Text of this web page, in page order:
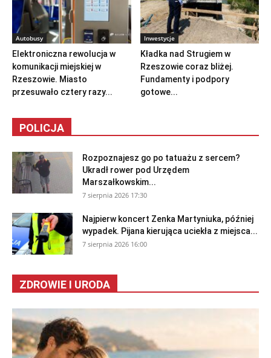
Autobusy
Elektroniczna rewolucja w
komunikacji miejskiej w
Rzeszowie. Miasto
przesuwało cztery razy...
Inwestycje
Kładka nad Strugiem w
Rzeszowie coraz bliżej.
Fundamenty i podpory
gotowe...
POLICJA
Rozpoznajesz go po tatuażu z sercem?
Ukradł rower pod Urzędem
Marszałkowskim...
7 sierpnia 2026 17:30
Najpierw koncert Zenka Martyniuka, później
wypadek. Pijana kierująca uciekła z miejsca...
7 sierpnia 2026 16:00
ZDROWIE I URODA